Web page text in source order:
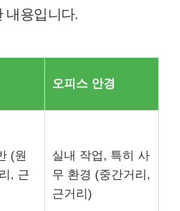
내용입니다.
오피스 안경
(원
, 근
실내 작업, 특히 사
무 환경 (중간거리,
근거리)